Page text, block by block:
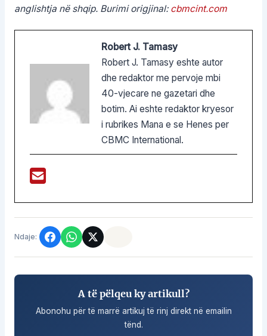
anglishtja në shqip. Burimi origjinal: cbmcint.com
Robert J. Tamasy
Robert J. Tamasy eshte autor
dhe redaktor me pervoje mbi
40-vjecare ne gazetari dhe
botim. Ai eshte redaktor kryesor
i rubrikes Mana e se Henes per
CBMC International.
Ndaje:
A të pëlqeu ky artikull?
Abonohu për të marrë artikuj të rinj direkt në emailin
tënd.